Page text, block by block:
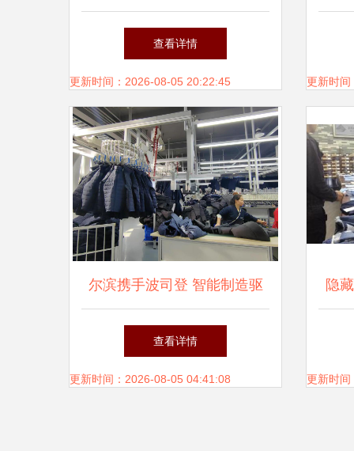
服装辅料货源
查看详情
更新时间：2026-08-05 20:22:45 更新时
尔滨携手波司登 智能制造驱
动产能飞跃，全年目标30万件
服装再创新高
查看详情
更新时间：2026-08-05 04:41:08
隐
更新时